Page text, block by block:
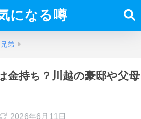
になる噂
弟
金持ち？川越の豪邸や父母
2026年6月11日